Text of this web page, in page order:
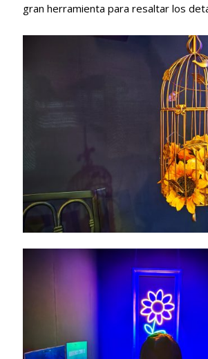
gran herramienta para resaltar los